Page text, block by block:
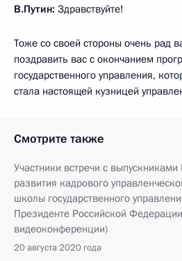
В.Путин: Здравствуйте!
Тоже со своей стороны очень рад
поздравить вас с окончанием
государственного управления,
стала настоящей кузницей
Смотрите также
Участники встречи с
развития кадрового
школы государственного
Президенте Российской
видеоконференции)
20 августа 2020 года